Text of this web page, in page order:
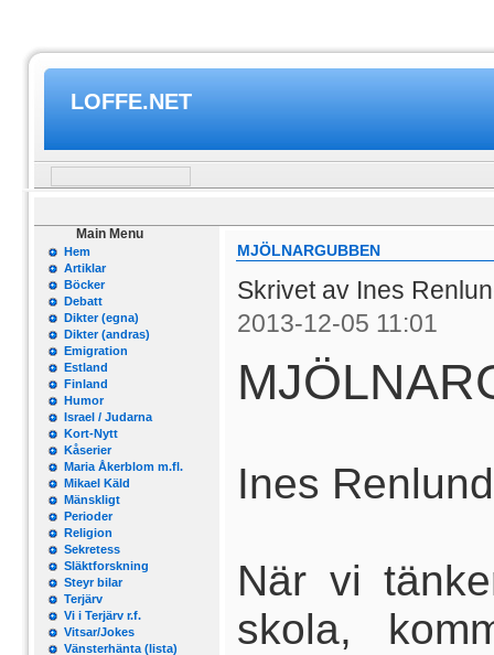
LOFFE.NET
Main Menu
Hem
Artiklar
Böcker
Debatt
Dikter (egna)
Dikter (andras)
Emigration
Estland
Finland
Humor
Israel / Judarna
Kort-Nytt
Kåserier
Maria Åkerblom m.fl.
Mikael Käld
Mänskligt
Perioder
Religion
Sekretess
Släktforskning
Steyr bilar
Terjärv
Vi i Terjärv r.f.
Vitsar/Jokes
Vänsterhänta (lista)
MJÖLNARGUBBEN
Skrivet av Ines
2013-12-05 11:01
Ines Renlund
När vi
skola,